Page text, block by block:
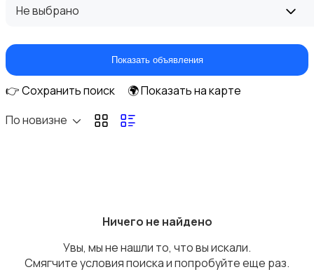
Оргтехника и расходники
Не выбрано
Показать объявления
👉 Сохранить поиск
🌍 Показать на карте
По новизне
Ничего не найдено
Увы, мы не нашли то, что вы искали.
Смягчите условия поиска и попробуйте еще раз.